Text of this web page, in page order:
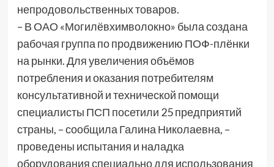
непродовольственных товаров.
– В ОАО «Могилёвхимволокно» была создана
рабочая группа по продвижению ПОФ-плёнки
на рынки. Для увеличения объёмов
потребления и оказания потребителям
консультативной и технической помощи
специалисты ПСП посетили 25 предприятий
страны, – сообщила Галина Николаевна, –
проведены испытания и наладка
оборудования специально для использования